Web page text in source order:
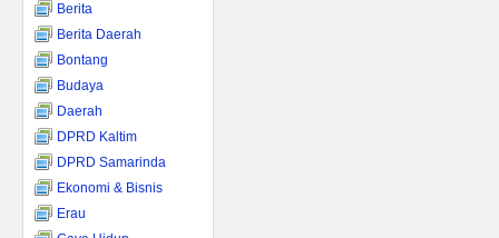
Berita
Berita Daerah
Bontang
Budaya
Daerah
DPRD Kaltim
DPRD Samarinda
Ekonomi & Bisnis
Erau